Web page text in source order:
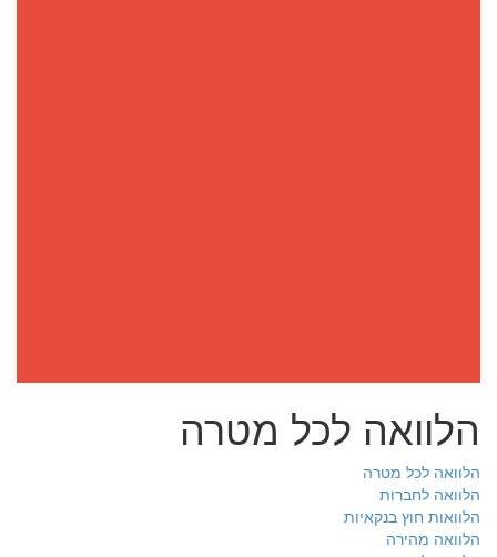
הלוואה לכל מטרה
הלוואה לכל מטרה
הלוואה לחברות
הלוואות חוץ בנקאיות
הלוואה מהירה